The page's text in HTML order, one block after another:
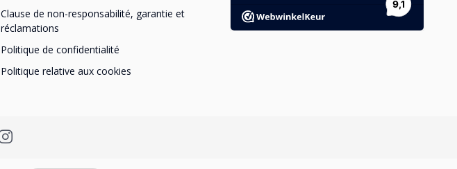
Clause de non-responsabilité, garantie et
réclamations
Politique de confidentialité
Politique relative aux cookies